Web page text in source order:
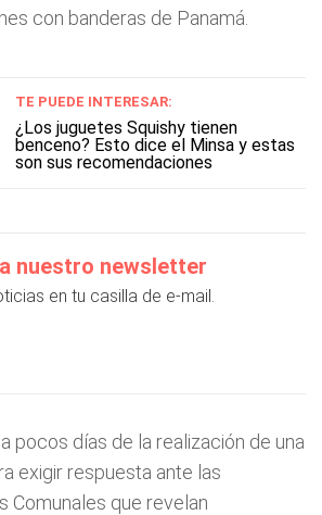
con banderas de Panamá.
TE PUEDE INTERESAR:
¿Los juguetes Squishy tienen
benceno? Esto dice el Minsa y estas
son sus recomendaciones
nuestro newsletter
en tu casilla de e-mail.
pocos días de la realización de una
exigir respuesta ante las
Comunales que revelan